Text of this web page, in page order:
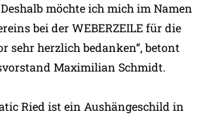
möchte ich mich im Namen
bei der WEBERZEILE für die
sehr herzlich bedanken“, betont
Maximilian Schmidt.
Ried ist ein Aushängeschild in